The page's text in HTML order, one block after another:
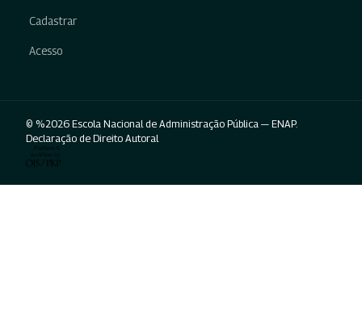
Cadastrar
Acesso
© %2026 Escola Nacional de Administração Pública — ENAP.
Declaração de Direito Autoral